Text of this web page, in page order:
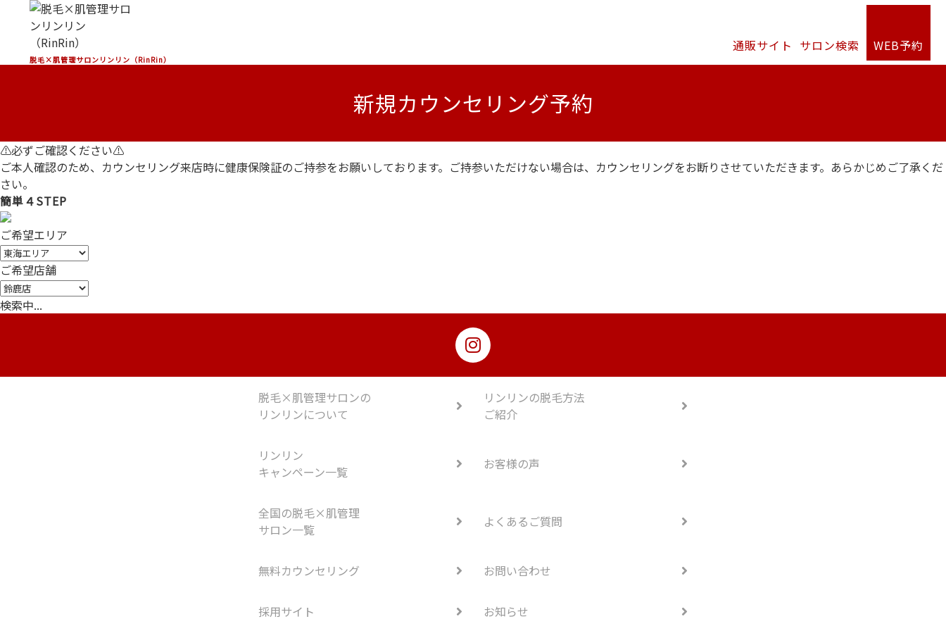
脱毛×肌管理サロンリンリン（RinRin）
通販サイト サロン検索 WEB予約
新規カウンセリング予約
⚠必ずご確認ください⚠
ご本人確認のため、 カウンセリング来店時に健康保険証のご持参をお願いしております。ご持参いただけない場合は、カウンセリングをお断りさせていただきます。あらかじめご了承くだ
さい。
簡単４STEP
ご希望エリア
ご希望店舗
検索中...
脱毛×肌管理サロンの
リンリンについて
リンリンの脱毛方法
ご紹介
リンリン
キャンペーン一覧
お客様の声
全国の脱毛×肌管理
サロン一覧
よくあるご質問
無料カウンセリング お問い合わせ
採用サイト お知らせ